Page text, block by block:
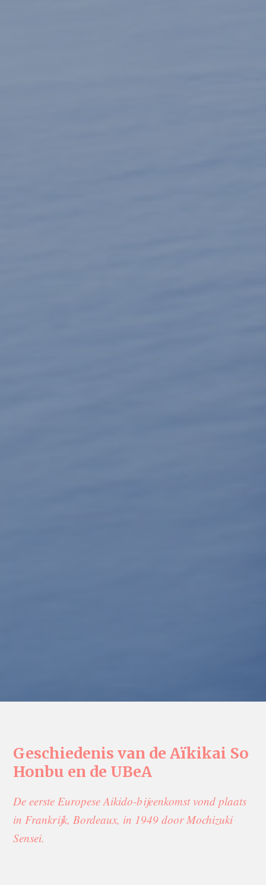
Geschiedenis van de Aïkikai So
Honbu en de UBeA
De eerste Europese Aikido-bijeenkomst vond plaats
in Frankrijk, Bordeaux, in 1949 door Mochizuki
Sensei.